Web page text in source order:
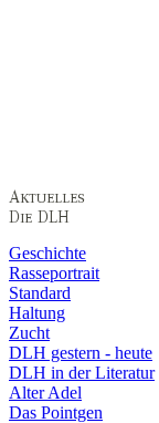
Geschichte
Rasseportrait
Standard
Haltung
Zucht
DLH gestern - heute
DLH in der Literatur
Alter Adel
Das Pointgen